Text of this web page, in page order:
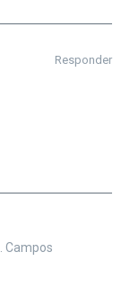
Responder
Campos